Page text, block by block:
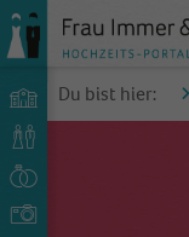
Du bist hier: